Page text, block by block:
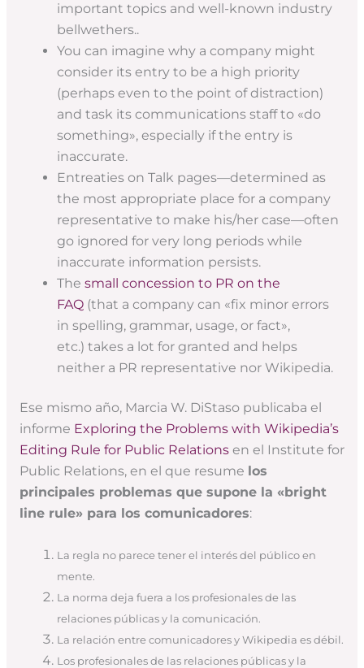
important topics and well-known industry
bellwethers..
You can imagine why a company might
consider its entry to be a high priority
(perhaps even to the point of distraction)
and task its communications staff to «do
something», especially if the entry is
inaccurate.
Entreaties on Talk pages—determined as
the most appropriate place for a company
representative to make his/her case—often
go ignored for very long periods while
inaccurate information persists.
Thesmall concession to PR on the
FAQ (that a company can «fix minor errors
in spelling, grammar, usage, or fact»,
etc.) takes a lot for granted and helps
neither a PR representative nor Wikipedia.
Ese mismo año, Marcia W. DiStaso publicaba el
informe Exploring the Problems with Wikipedia’s
Editing Rule for Public Relationsen el Institute for
Public Relations, en el que resume los
principales problemas que supone la «bright
line rule» para los comunicadores:
La regla no parece tener el interés del público en
mente.
La norma deja fuera a los profesionales de las
relaciones públicas y la comunicación.
La relación entre comunicadores y Wikipedia es débil.
Los profesionales de las relaciones públicas y la